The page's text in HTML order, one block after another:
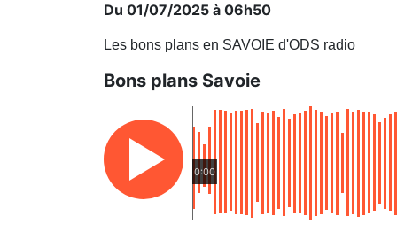
Du 01/07/2025 à 06h50
Les bons plans en SAVOIE d'ODS radio
Bons plans Savoie
0:00